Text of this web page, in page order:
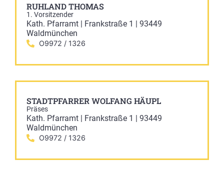
RUHLAND THOMAS
1. Vorsitzender
Kath. Pfarramt | Frankstraße 1 | 93449
Waldmünchen
O9972 / 1326
STADTPFARRER WOLFANG HÄUPL
Präses
Kath. Pfarramt | Frankstraße 1 | 93449
Waldmünchen
O9972 / 1326